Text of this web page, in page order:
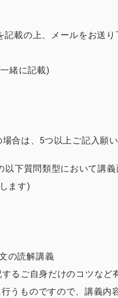
載の上、メールをお送り
緒に記載)
合は、5つ以上ご記入願
下質問類型において講義
ます)
の読解講義
るご自身だけのコツなど
うものですので、講義内